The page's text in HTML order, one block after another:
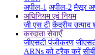
अपील-1 अपील-2 मैसूर
अधिनियम एवं नियम
जी एस टी केंद्रीय उत्पाद
करदाता सेवाएँ
जीएसटी पंजीकरण
ARNs को ट्रैक करें